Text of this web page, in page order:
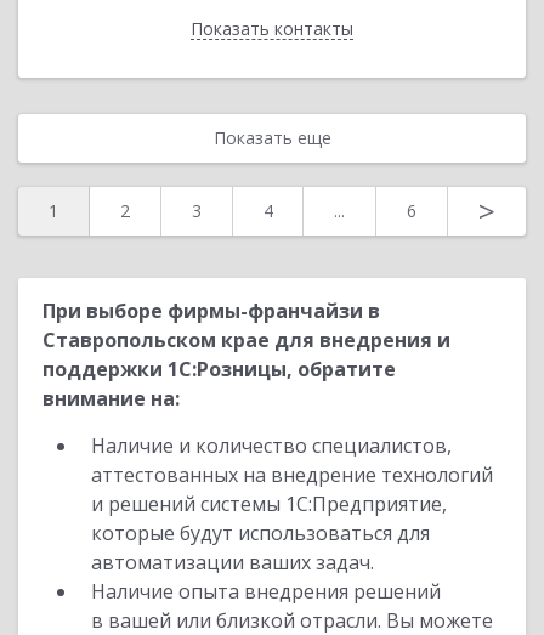
Показать контакты
Назад
Показать еще
1 2 3 4 ... 6 >
При выборе фирмы-франчайзи в
Ставропольском крае для внедрения и
поддержки 1С:Розницы, обратите
внимание на:
Наличие и количество специалистов,
аттестованных на внедрение технологий
и решений системы 1С:Предприятие,
которые будут использоваться для
автоматизации ваших задач.
Наличие опыта внедрения решений
в вашей или близкой отрасли. Вы можете